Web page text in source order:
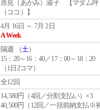
赤見（あかみ）淑子 【マダム呼
（ココ）】
4月 16日 ～ 7月 2日
A Week
隔週 （土）
15：20～16：40／17：00～18：20
（1日2コマ）
全12回
14,580円（4回／分割支払い）×3
40,500円（12回／一括前納支払※